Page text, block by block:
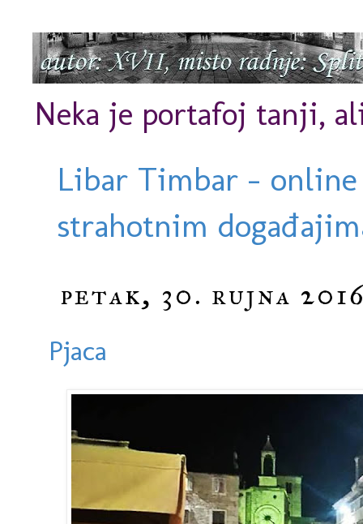
Neka je portafoj tanji,
Libar Timbar -
strahotnim
petak, 30. rujna
Pjaca